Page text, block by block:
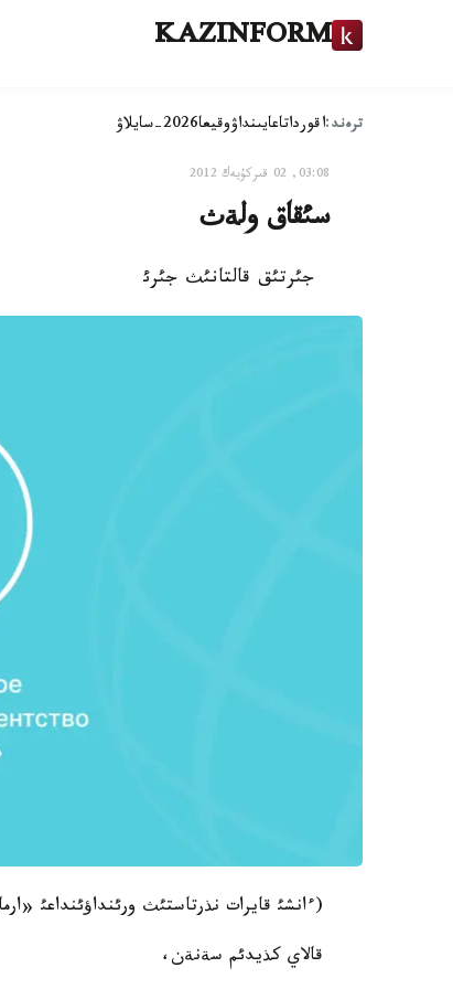
KAZINFORM
ترەند:اقورداتاعايىنداۋوقيعا2026-سايلاۋ
03:08, 02 قىركۇيەك 2012
سئقاق ولةث
جئرتئق قالتانئث جئرئ
(ءانشئ قايرات نذرتاستئث ورئنداؤئنداعئ
قالاي كذيدئم سةنةن،